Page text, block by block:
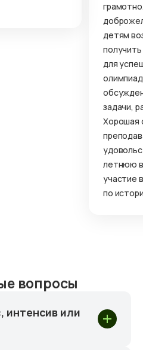
детям
для
задачи,
Хорошая
летнюю
участие
по
вопросы
интенсив или